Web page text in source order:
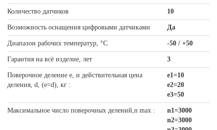
Количество датчиков 10
Возможность оснащения цифровыми датчиками Да
Диапазон рабочих температур, °С -50 / +50
Гарантия на всё изделие, лет 3
Поверочное деление e, и действительная цена
деления, d, (e=d), кг :
е1=10
е2=20
е3=50
Максимальное число поверочных делений,n max :
n1=3000
n2=3000